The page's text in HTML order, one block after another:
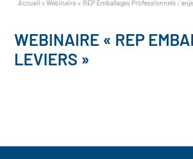
Accueil > Webinaire « REP Emballages Professionnels :
WEBINAIRE « REP
LEVIERS »